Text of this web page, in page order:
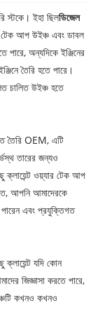
স্টকে। ইহা ছিলডিজেল
টেক আপ উইঞ্চ এবং ডাবল
অন্যদিকে ইঞ্জিনের
তৈরি হতে পারে।
চালিত উইঞ্চ হতে
তৈরি OEM, এটি
তারের জন্যও
ক্লায়েন্ট ওয়্যার টেক আপ
আপনি আমাদেরকে
এবং প্রযুক্তিগত
যদি কোন
জিজ্ঞাসা করতে পারে,
কখনও কখনও